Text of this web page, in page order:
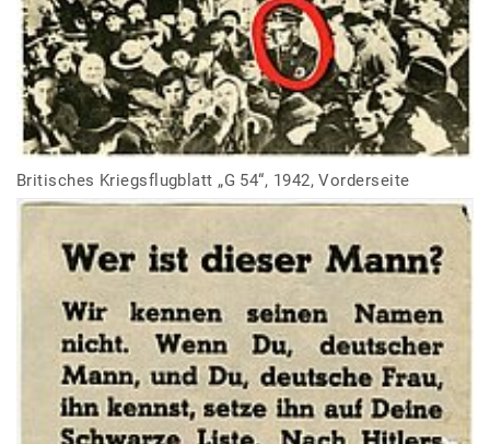
Britisches Kriegsflugblatt „G 54“, 1942, Vorderseite